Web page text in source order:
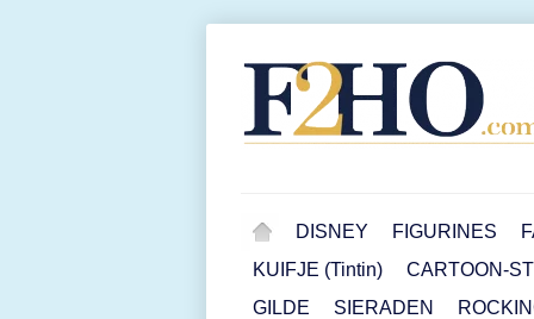
DISNEY FIGURINES
KUIFJE (Tintin)
CARTOON-
GILDE
SIERADEN